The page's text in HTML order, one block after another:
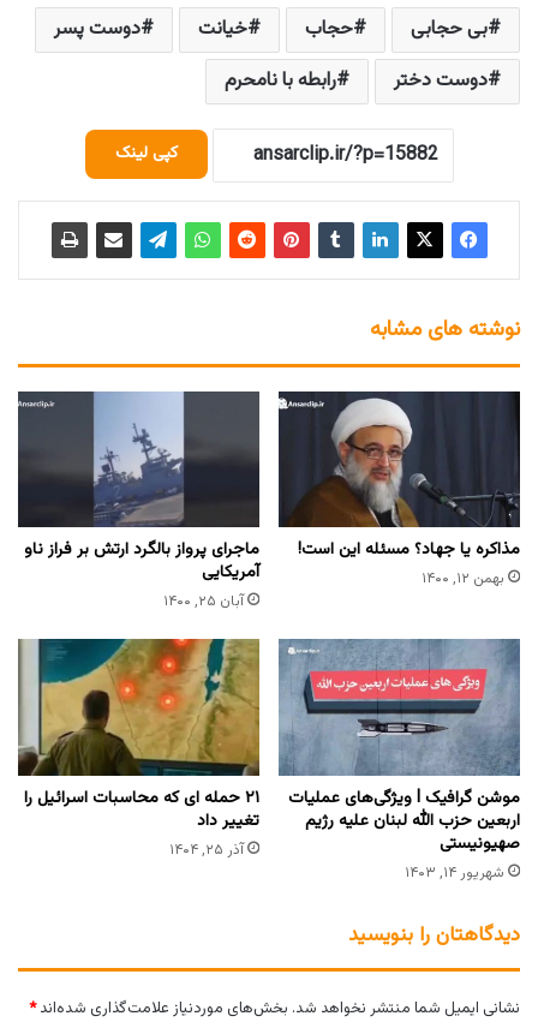
بی حجابی حجاب خیانت
دوست پسر
دوست دختر
رابطه با نامحرم
کپی لینک
نوشته های مشابه
مذاکره یا جهاد؟ مسئله این است!
بهمن ۱۲, ۱۴۰۰
ماجرای پرواز بالگرد ارتش بر فراز ناو
آمریکایی
آبان ۲۵, ۱۴۰۰
موشن گرافیک l ویژگی‌های عملیات
اربعین حزب الله لبنان علیه رژیم
صهیونیستی
شهریور ۱۴, ۱۴۰۳
۲۱ حمله ای که محاسبات اسرائیل را
تغییر داد
آذر ۲۵, ۱۴۰۴
دیدگاهتان را بنویسید
نشانی ایمیل شما منتشر نخواهد شد. بخش‌های موردنیاز علامت‌گذاری شده‌اند*